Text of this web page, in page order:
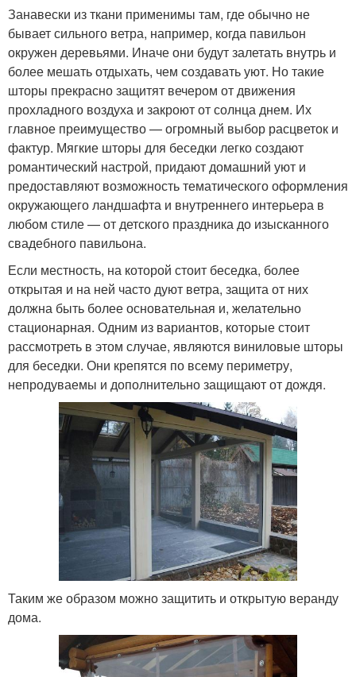
Занавески из ткани применимы там, где обычно не
бывает сильного ветра, например, когда павильон
окружен деревьями. Иначе они будут залетать внутрь и
более мешать отдыхать, чем создавать уют. Но такие
шторы прекрасно защитят вечером от движения
прохладного воздуха и закроют от солнца днем. Их
главное преимущество — огромный выбор расцветок и
фактур. Мягкие шторы для беседки легко создают
романтический настрой, придают домашний уют и
предоставляют возможность тематического оформления
окружающего ландшафта и внутреннего интерьера в
любом стиле — от детского праздника до изысканного
свадебного павильона.
Если местность, на которой стоит беседка, более
открытая и на ней часто дуют ветра, защита от них
должна быть более основательная и, желательно
стационарная. Одним из вариантов, которые стоит
рассмотреть в этом случае, являются виниловые шторы
для беседки. Они крепятся по всему периметру,
непродуваемы и дополнительно защищают от дождя.
Таким же образом можно защитить и открытую веранду
дома.